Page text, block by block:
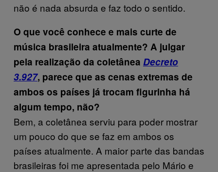
não é nada absurda e faz todo o sentido.
O que você conhece e mais curte de
música brasileira atualmente? A julgar
pela realização da coletânea Decreto
3.927, parece que as cenas extremas de
ambos os países já trocam figurinha há
algum tempo, não?
Bem, a coletânea serviu para poder mostrar
um pouco do que se faz em ambos os
países atualmente. A maior parte das bandas
brasileiras foi me apresentada pelo Mário e